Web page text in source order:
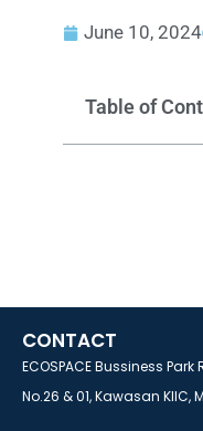
June 10, 2024
Table of
CONTACT
ECOSPACE Bussiness
No.26 & 01, Kawasan KIIC,